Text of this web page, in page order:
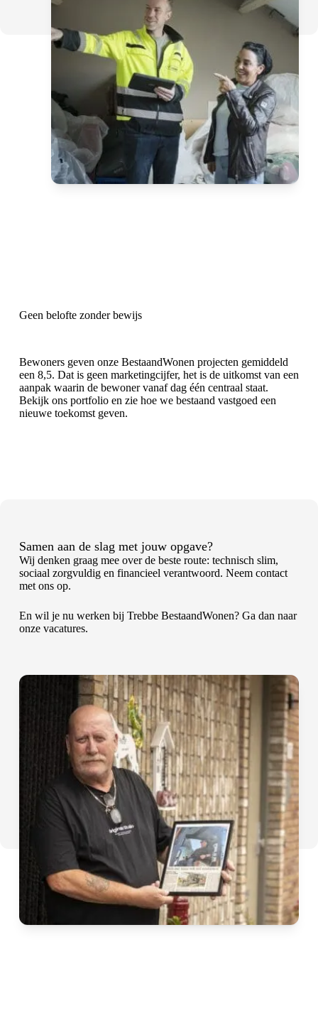
Geen belofte zonder bewijs
Bewoners geven onze BestaandWonen projecten gemiddeld
een 8,5. Dat is geen marketingcijfer, het is de uitkomst van een
aanpak waarin de bewoner vanaf dag één centraal staat.
Bekijk ons portfolioen zie hoe we bestaand vastgoed een
nieuwe toekomst geven.
Samen aan de slag met jouw opgave?
Wij denken graag mee over de beste route: technisch slim,
sociaal zorgvuldig en financieel verantwoord. Neem contact
met ons op.
En wil je nu werken bij Trebbe BestaandWonen? Ga dan naar
onze vacatures.